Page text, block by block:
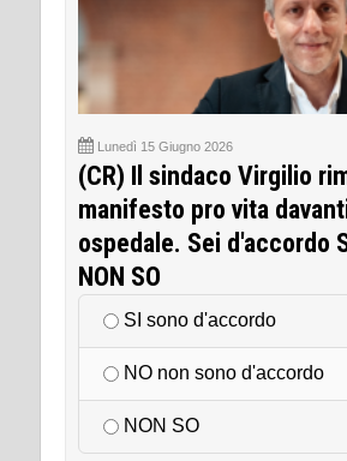
Lunedì 15 Giugno 2026
(CR) Il sindaco Virgilio
manifesto pro vita
ospedale. Sei d'accordo
NON SO
SI sono d'accordo
NO non sono d'accordo
NON SO